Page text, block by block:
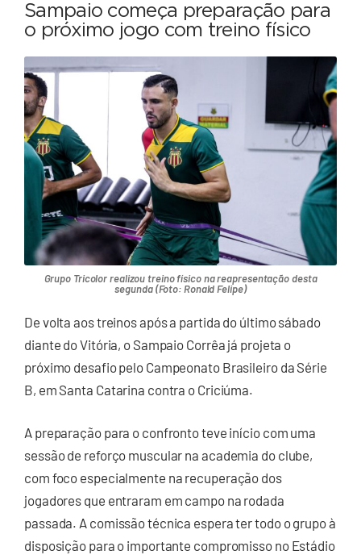
Sampaio começa preparação para
o próximo jogo com treino físico
Grupo Tricolor realizou treino físico na reapresentação desta
segunda (Foto: Ronald Felipe)
De volta aos treinos após a partida do último sábado
diante do Vitória, o Sampaio Corrêa já projeta o
próximo desafio pelo Campeonato Brasileiro da Série
B, em Santa Catarina contra o Criciúma.
A preparação para o confronto teve início com uma
sessão de reforço muscular na academia do clube,
com foco especialmente na recuperação dos
jogadores que entraram em campo na rodada
passada. A comissão técnica espera ter todo o grupo à
disposição para o importante compromisso no Estádio